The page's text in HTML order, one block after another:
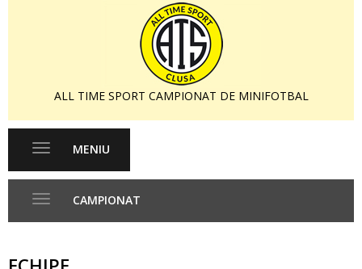
ALL TIME SPORT CAMPIONAT DE MINIFOTBAL
Toggle
MENIU
CAMPIONAT